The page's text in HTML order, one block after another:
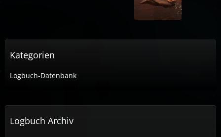
Kategorien
Logbuch-Datenbank
Logbuch Archiv